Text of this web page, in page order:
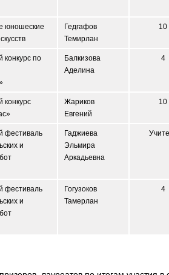
юношеские
Гедгафов
Темирлан
10
конкурс по
Балкизова
Аделина
4
конкурс
Жариков
Евгений
10
фестиваль
и
Гаджиева
Эльмира
Аркадьевна
фестиваль
и
Гогузоков
Тамерлан
4